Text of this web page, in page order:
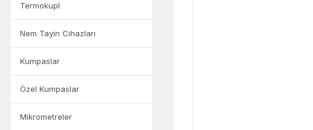
Termokupl
Nem Tayin Cihazları
Kumpaslar
Özel Kumpaslar
Mikrometreler